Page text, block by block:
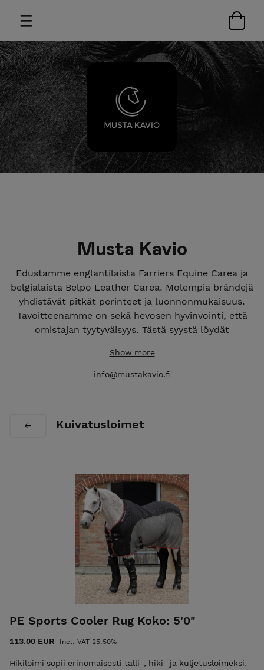
Musta Kavio
Edustamme englantilaista Farriers Equine Carea ja
belgialaista Belpo Leather Carea. Molempia brändejä
yhdistävät pitkät perinteet ja luonnonmukaisuus.
Tavoitteenamme on sekä hevosen hyvinvointi, että
omistajan tyytyväisyys. Tästä syystä löydät
tuotteita, joihin itse uskomme ja luotamme.
Myös koko Premier Equine valikoima on tilattavissa
Takaamme nopean toimituksen varastossa olevien
Show more
info@mustakavio.fi
Kuivatusloimet
PE Sports Cooler Rug Koko: 5'0"
113.00 EUR Incl. VAT 25.50%
Hikiloimi sopii erinomaisesti talli-, hiki- ja kuljetusloimeksi.